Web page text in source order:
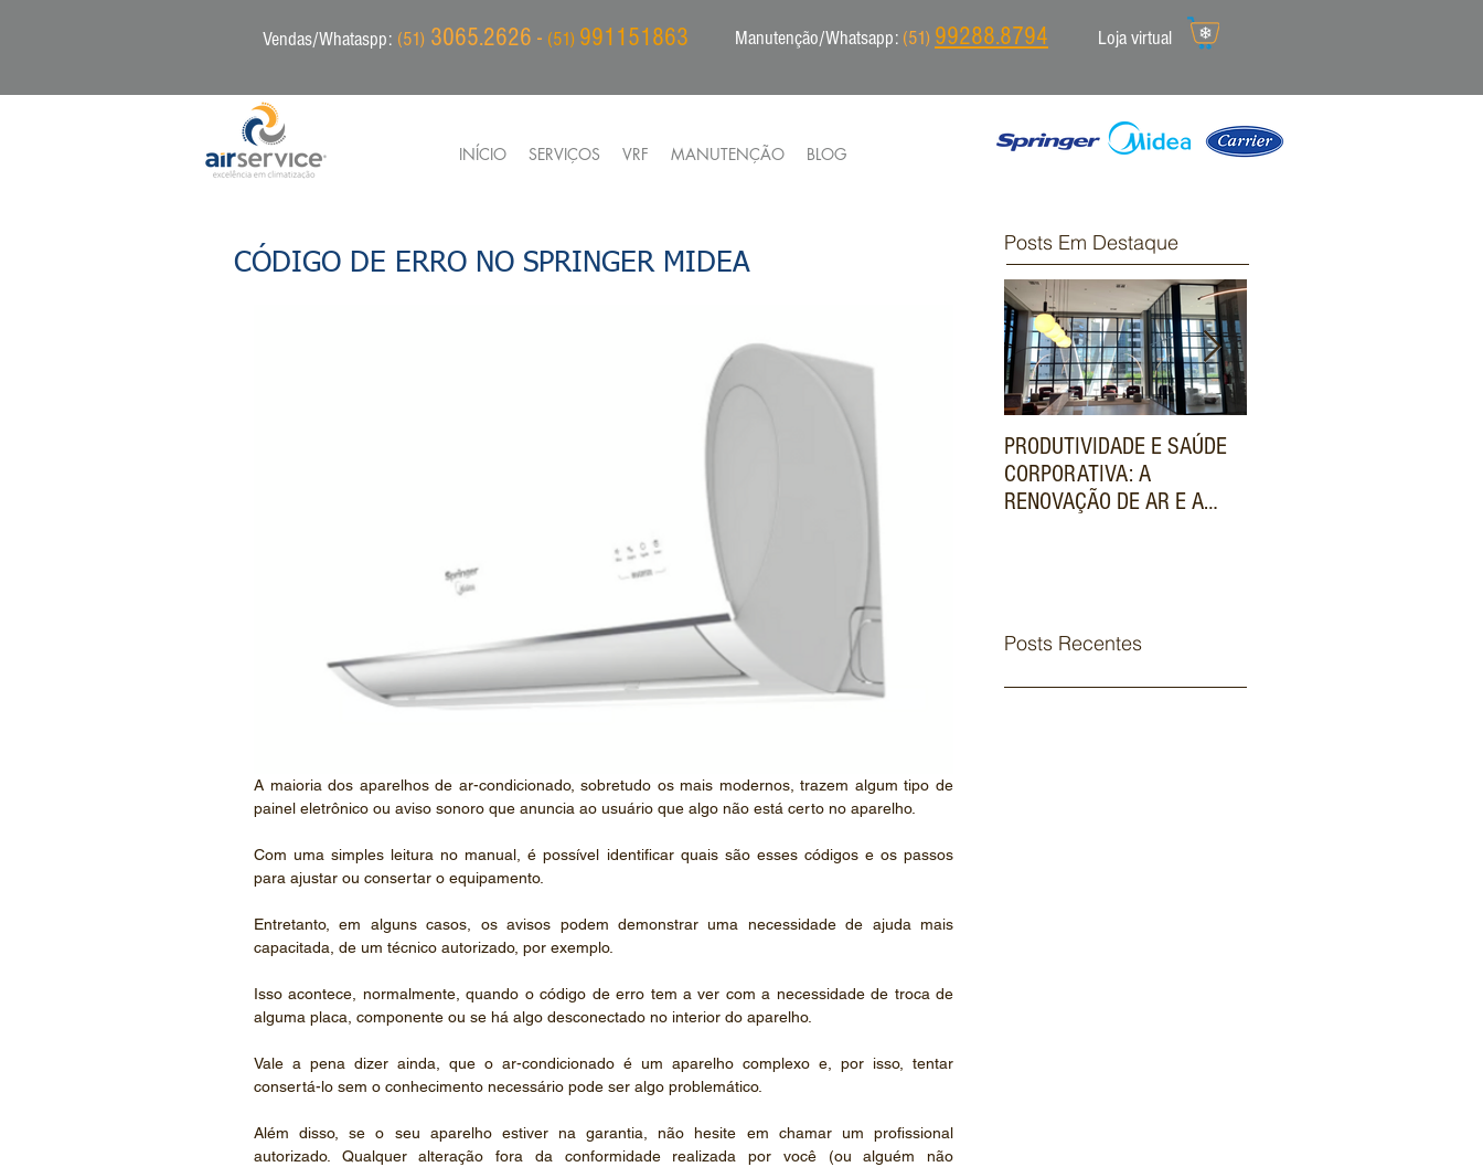
Vendas/Whataspp: (51) 3065.2626 - (51) 991151863 Manutenção/Whatsapp: (51) 99288.8794 Loja virtual
INÍCIO SERVIÇOS VRF MANUTENÇÃO BLOG
CÓDIGO DE ERRO NO SPRINGER MIDEA
A maioria dos aparelhos de ar-condicionado, sobretudo os mais modernos, trazem algum tipo de
painel eletrônico ou aviso sonoro que anuncia ao usuário que algo não está certo no aparelho.
Com uma simples leitura no manual, é possível identificar quais são esses códigos e os passos
para ajustar ou consertar o equipamento.
Entretanto, em alguns casos, os avisos podem demonstrar uma necessidade de ajuda mais
capacitada, de um técnico autorizado, por exemplo.
Isso acontece, normalmente, quando o código de erro tem a ver com a necessidade de troca de
alguma placa, componente ou se há algo desconectado no interior do aparelho.
Vale a pena dizer ainda, que o ar-condicionado é um aparelho complexo e, por isso, tentar
consertá-lo sem o conhecimento necessário pode ser algo problemático.
Além disso, se o seu aparelho estiver na garantia, não hesite em chamar um profissional
autorizado. Qualquer alteração fora da conformidade realizada por você (ou alguém não
Posts Em Destaque
PRODUTIVIDADE E SAÚDE
CORPORATIVA: A
RENOVAÇÃO DE AR E A
Posts Recentes